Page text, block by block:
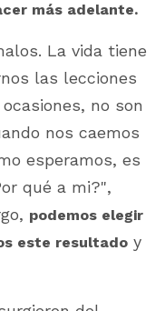
más adelante.
La vida tiene
las lecciones
no son
nos caemos
esperamos, es
qué a mi?",
podemos elegir
este resultado y